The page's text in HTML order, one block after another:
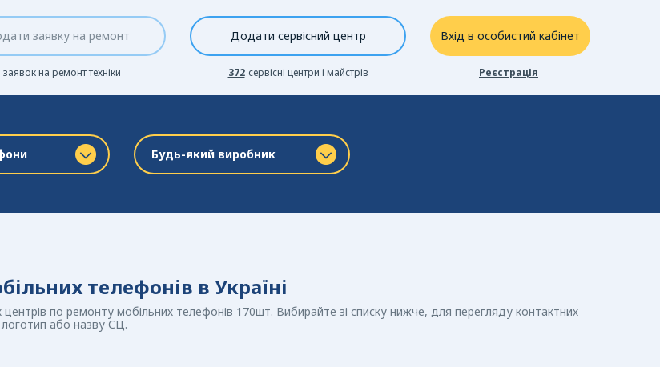
заявку на ремонт
заявок на ремонт техніки
Додати сервісний центр
372 сервісні центри і майстрів
Вхід в особистий кабінет
Реєстрація
Будь-який виробник
телефонів в Україні
центрів по ремонту мобільних телефонів 170шт. Вибирайте зі списку нижче, для перегляду контактних
логотип або назву СЦ.